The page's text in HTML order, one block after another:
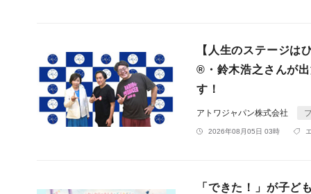
【人生のステージは
®・鈴木浩之さんが
す！
アトワジャパン株式会社
2026年08月05日 03時
「できた！」が子ど